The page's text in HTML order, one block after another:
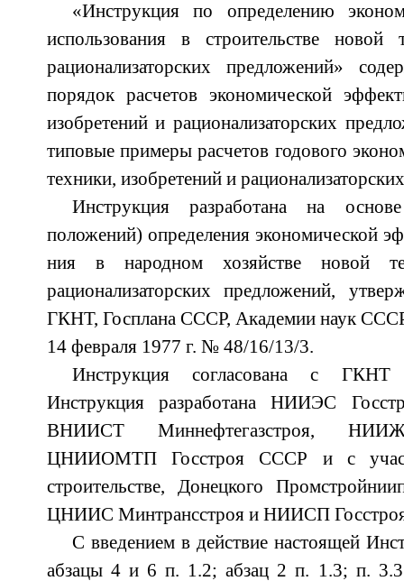
«Инструкция по определению
использования в строительстве новой
рационализаторских предложений»
порядок расчетов экономической
изобретений и рационализаторских
типовые примеры расчетов годового
техники, изобретений и
Инструкция разработана на
положений) определения экономической
ния в народном хозяйстве новой
рационализаторских предложений,
ГКНТ, Госплана СССР, Академии наук
14 февраля 1977 г. № 48/16/13/3.
Инструкция согласована с ГКНТ
Инструкция разработана НИИЭС
ВНИИСТ Миннефтегазстроя,
ЦНИИОМТП Госстроя СССР и с
строительстве, Донецкого
ЦНИИС Минтрансстроя и НИИСП
С введением в действие настоящей
абзацы 4 и 6 п. 1.2; абзац 2 п. 1.3; п.